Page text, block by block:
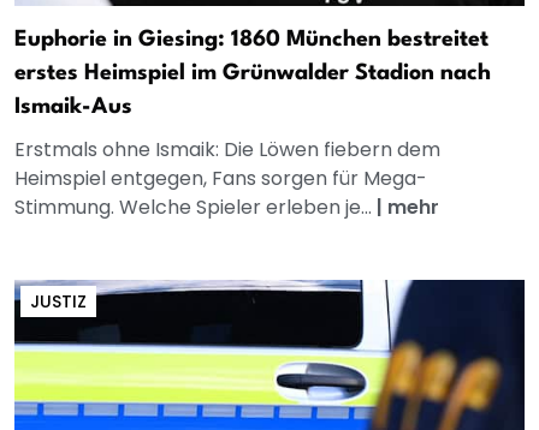
Euphorie in Giesing: 1860 München bestreitet
erstes Heimspiel im Grünwalder Stadion nach
Ismaik-Aus
Erstmals ohne Ismaik: Die Löwen fiebern dem
Heimspiel entgegen, Fans sorgen für Mega-
Stimmung. Welche Spieler erleben je... | mehr
JUSTIZ